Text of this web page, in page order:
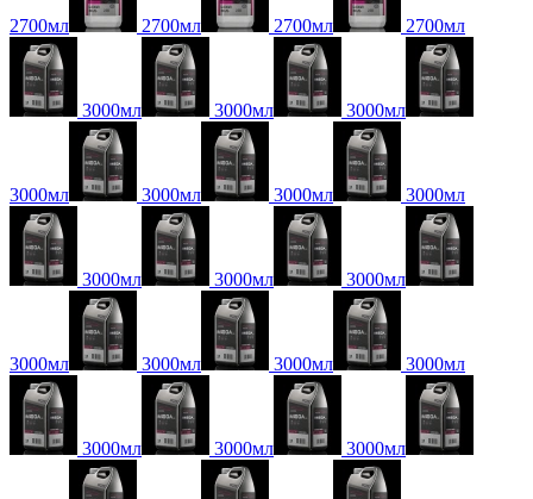
2700мл 2700мл 2700мл 2700мл
3000мл 3000мл 3000мл
3000мл 3000мл 3000мл 3000мл
3000мл 3000мл 3000мл
3000мл 3000мл 3000мл 3000мл
3000мл 3000мл 3000мл